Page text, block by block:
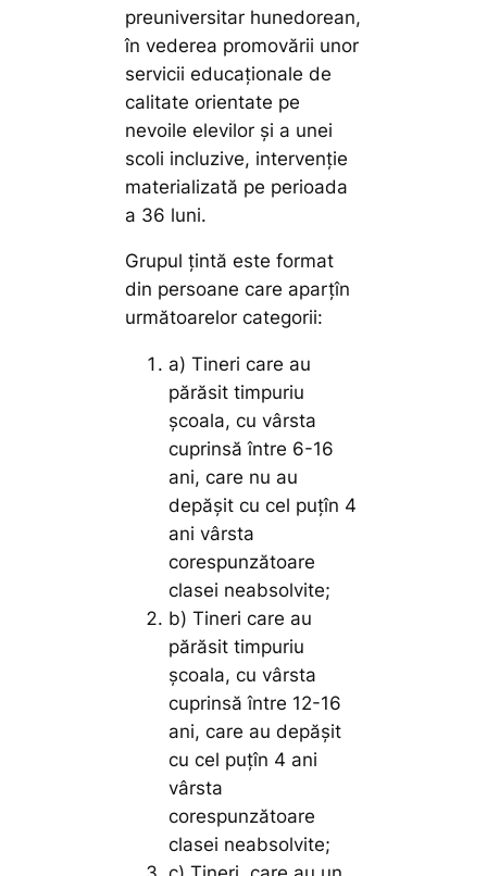
preuniversitar hunedorean,
în vederea promovării unor
servicii educaționale de
calitate orientate pe
nevoile elevilor și a unei
scoli incluzive, intervenție
materializată pe perioada
a 36 luni.
Grupul țintă este format
din persoane care aparțîn
următoarelor categorii:
a) Tineri care au
părăsit timpuriu
școala, cu vârsta
cuprinsă între 6-16
ani, care nu au
depășit cu cel puțîn 4
ani vârsta
corespunzătoare
clasei neabsolvite;
b) Tineri care au
părăsit timpuriu
școala, cu vârsta
cuprinsă între 12-16
ani, care au depășit
cu cel puțîn 4 ani
vârsta
corespunzătoare
clasei neabsolvite;